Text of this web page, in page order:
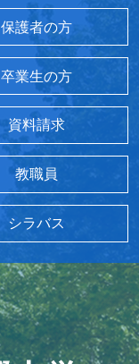
保護者の方
卒業生の方
資料請求
教職員
シラバス